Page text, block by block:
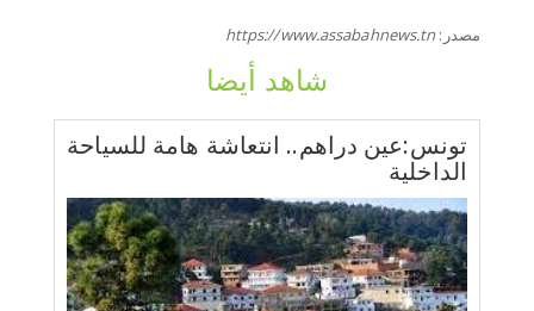
مصدر: https://www.assabahnews.tn
شاهد أيضا
تونس:عين دراهم.. انتعاشة هامة للسياحة
الداخلية